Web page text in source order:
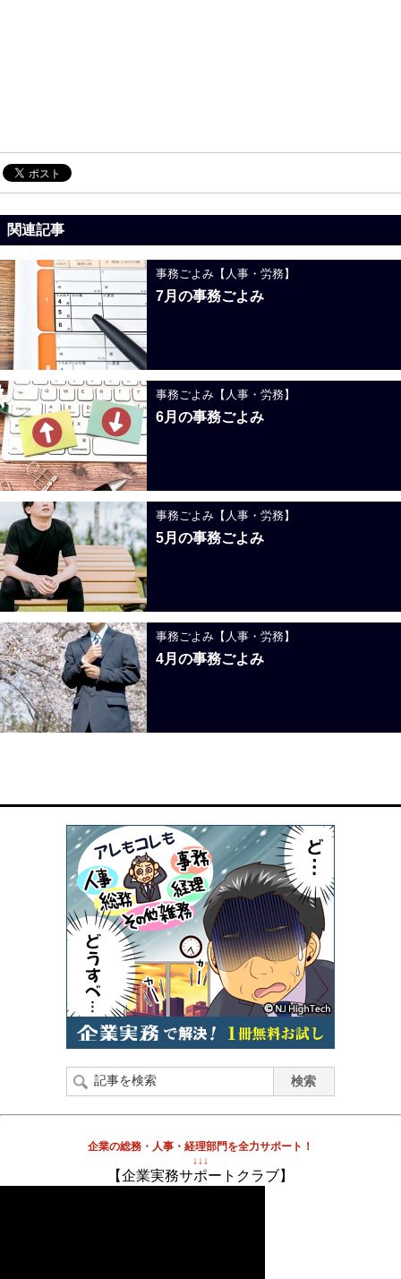
関連記事
事務ごよみ【人事・労務】
7月の事務ごよみ
事務ごよみ【人事・労務】
6月の事務ごよみ
事務ごよみ【人事・労務】
5月の事務ごよみ
事務ごよみ【人事・労務】
4月の事務ごよみ
企業の総務・人事・経理部門を全力サポート！
↓↓↓
【企業実務サポートクラブ】